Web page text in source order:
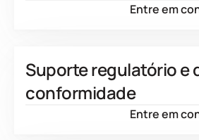
Entre em
Suporte regulatório e
conformidade
Entre em